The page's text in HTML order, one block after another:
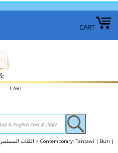
CART
CART
Arabic: Selected Muslim Authors الكتاب المسلمين > Contemporary: Tantawi | Buti |